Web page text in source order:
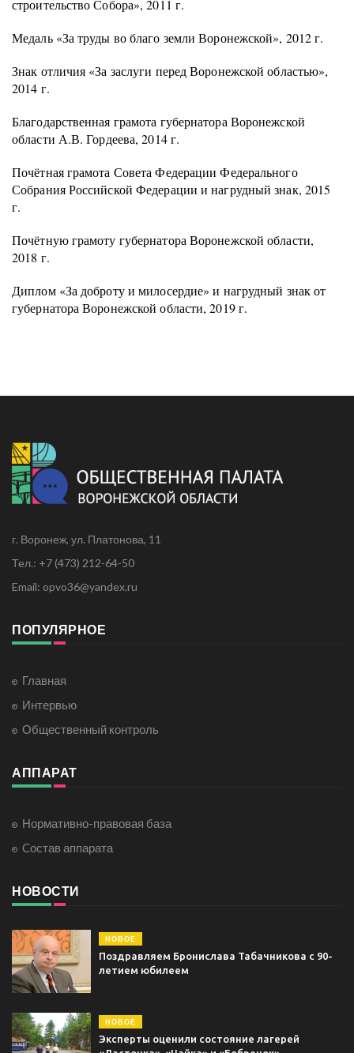
строительство Собора», 2011 г.
Медаль «За труды во благо земли Воронежской», 2012 г.
Знак отличия «За заслуги перед Воронежской областью»,
2014 г.
Благодарственная грамота губернатора Воронежской
области А.В. Гордеева, 2014 г.
Почётная грамота Совета Федерации Федерального
Собрания Российской Федерации и нагрудный знак, 2015
г.
Почётную грамоту губернатора Воронежской области,
2018 г.
Диплом «За доброту и милосердие» и нагрудный знак от
губернатора Воронежской области, 2019 г.
г. Воронеж, ул. Платонова, 11
Тел.: +7 (473) 212-64-50
Email: opvo36@yandex.ru
ПОПУЛЯРНОЕ
Главная
Интервью
Общественный контроль
АППАРАТ
Нормативно-правовая база
Cостав аппарата
НОВОСТИ
НОВОЕ
Поздравляем Бронислава Табачникова с 90-
летием юбилеем
НОВОЕ
Эксперты оценили состояние лагерей